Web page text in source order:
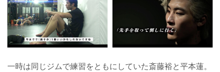
一時は同じジムで練習をともにしていた斎藤裕と平本蓮。